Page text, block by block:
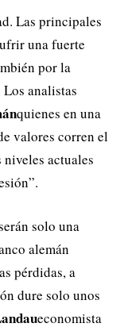
Las principales
una fuerte
por la
analistas
quienes en una
valores corren el
actuales
solo una
alemán
pérdidas, a
dure solo unos
economista